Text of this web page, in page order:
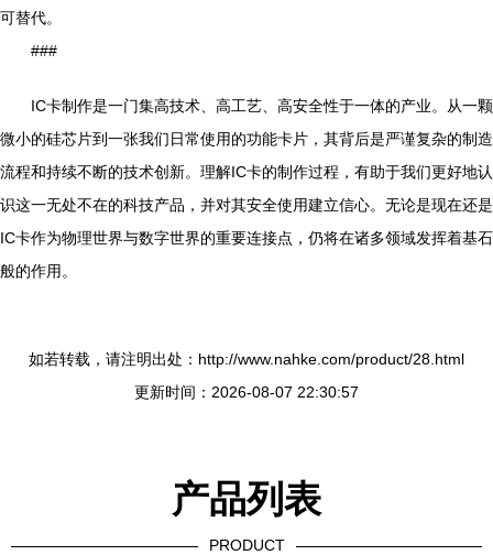
可替代。
###
IC卡制作是一门集高技术、高工艺、高安全性于一体的产业。从一颗
微小的硅芯片到一张我们日常使用的功能卡片，其背后是严谨复杂的制造
流程和持续不断的技术创新。理解IC卡的制作过程，有助于我们更好地认
识这一无处不在的科技产品，并对其安全使用建立信心。无论是现在还是
IC卡作为物理世界与数字世界的重要连接点，仍将在诸多领域发挥着基石
般的作用。
如若转载，请注明出处：http://www.nahke.com/product/28.html
更新时间：2026-08-07 22:30:57
产品列表
PRODUCT